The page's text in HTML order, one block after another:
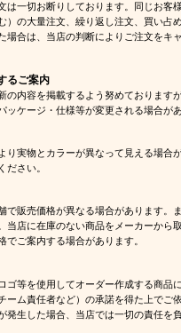
は一切お断りしております。同じお客
）の大量注文、繰り返し注文、買い占
場合は、当店の判断によりご注文をキ
るご案内
の内容を掲載するよう努めております
ッケージ・仕様等が変更される場合があ
り実物とカラーが異なって見える場合
ださい。
で販売価格が異なる場合があります。
当店に在庫のない商品をメーカーから
でご案内する場合があります。
ゴ等を使用してオーダー作成する商品
ーム責任者など）の承諾を得た上でご
発生した場合、当店では一切の責任を